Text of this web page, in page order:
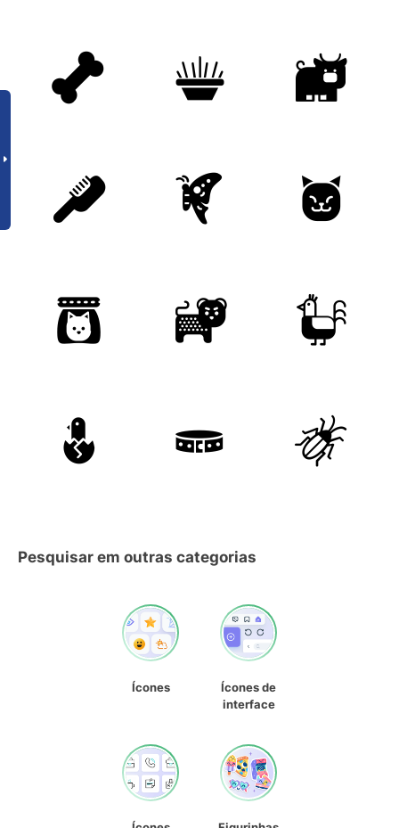
Pesquisar em outras categorias
Ícones
Ícones de
interface